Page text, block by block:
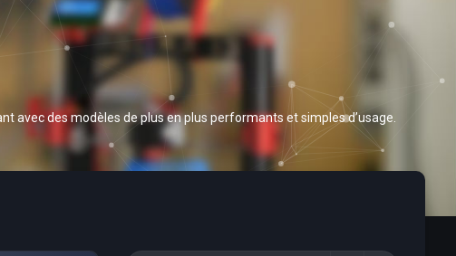
avec des modèles de plus en plus performants et simples d’usage.